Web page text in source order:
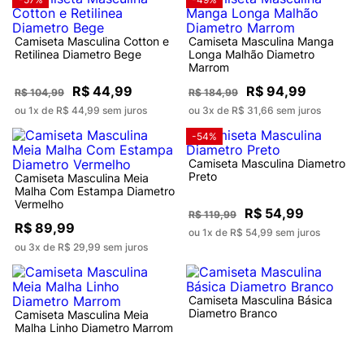
Camiseta Masculina Cotton e
Retilinea Diametro Bege
R$ 104,99 R$ 44,99
ou 1x de R$ 44,99 sem juros
Camiseta Masculina Manga
Longa Malhão Diametro
Marrom
R$ 184,99 R$ 94,99
ou 3x de R$ 31,66 sem juros
Camiseta Masculina Meia
Malha Com Estampa Diametro
Vermelho
R$ 89,99
ou 3x de R$ 29,99 sem juros
-54%
Camiseta Masculina Diametro
Preto
R$ 119,99 R$ 54,99
ou 1x de R$ 54,99 sem juros
Camiseta Masculina Meia
Malha Linho Diametro Marrom
Camiseta Masculina Básica
Diametro Branco